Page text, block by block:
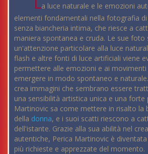
a luce naturale e le emozioni
elementi fondamentali nella fotografia
senza biancheria intima, che riesce a
maniera spontanea e cruda. Le sue
un'attenzione particolare alla luce
flash e altre fonti di luce artificiali viene
permettere alle emozioni e ai
emergere in modo spontaneo e
crea immagini che sembrano essere
una sensibilità artistica unica e una forte
Martinovic sa come mettere in risalto la
della donna, e i suoi scatti riescono a
dell'istante. Grazie alla sua abilità nel
autentiche, Perica Martinovic è
più richieste e apprezzate del momento.